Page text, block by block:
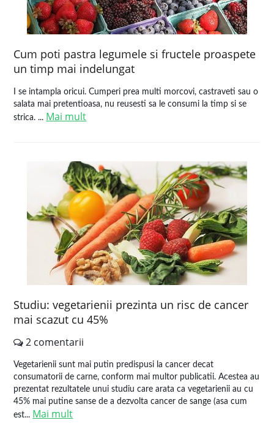
Cum poti pastra legumele si fructele proaspete
un timp mai indelungat
I se intampla oricui. Cumperi prea multi morcovi, castraveti sau o
salata mai pretentioasa, nu reusesti sa le consumi la timp si se
strica. ... Mai mult
Studiu: vegetarienii prezinta un risc de cancer
mai scazut cu 45%
2 comentarii
Vegetarienii sunt mai putin predispusi la cancer decat
consumatorii de carne, conform mai multor publicatii. Acestea au
prezentat rezultatele unui studiu care arata ca vegetarienii au cu
45% mai putine sanse de a dezvolta cancer de sange (asa cum
est... Mai mult